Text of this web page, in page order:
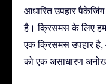
आधारित उपहार
है। क्रिसमस के लिए
एक क्रिसमस उपहार
को एक असाधारण